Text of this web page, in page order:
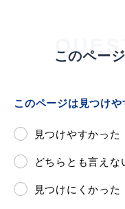
このペー
このページは見つけや
見つけやすかった
どちらとも言えな
見つけにくかった